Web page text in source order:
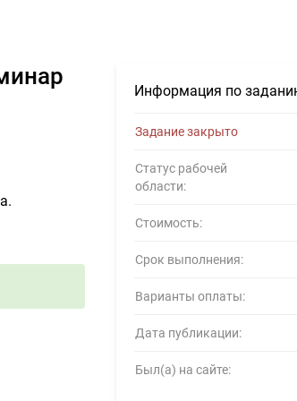
Информация по
Задание закрыто
Статус рабочей
области:
Стоимость:
Срок выполнения:
Варианты оплаты:
Дата публикации:
Был(а) на сайте: